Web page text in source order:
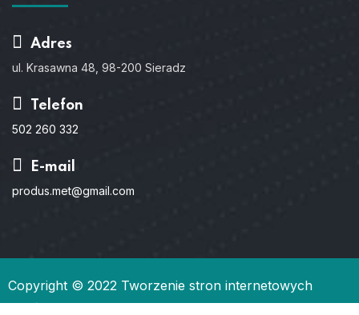
Adres
ul. Krasawna 48, 98-200 Sieradz
Telefon
502 260 332
E-mail
produs.met@gmail.com
Copyright © 2022 Tworzenie stron internetowych
Gdańsk